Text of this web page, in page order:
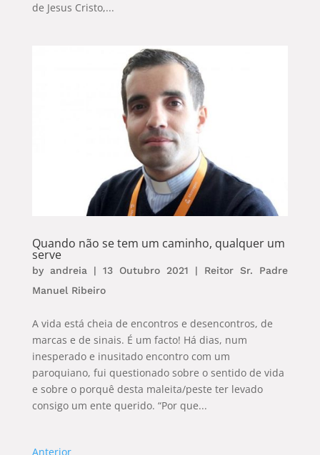
de Jesus Cristo,...
Quando não se tem um caminho, qualquer um
serve
by andreia | 13 Outubro 2021 | Reitor Sr. Padre
Manuel Ribeiro
A vida está cheia de encontros e desencontros, de
marcas e de sinais. É um facto! Há dias, num
inesperado e inusitado encontro com um
paroquiano, fui questionado sobre o sentido de vida
e sobre o porquê desta maleita/peste ter levado
consigo um ente querido. “Por que...
Anterior